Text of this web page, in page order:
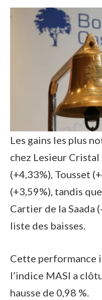
Les gains les plus
chez Lesieur
(+4,33%), Tousset
(+3,59%), tandis
Cartier de la Saada
liste des baisses.
Cette performance
l’indice MASI a
hausse de 0,98 %.